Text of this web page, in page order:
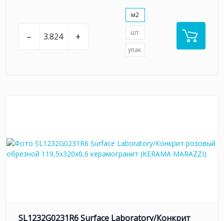
– +
м2
шт.
упак.
SL1232G0231R6 Surface Laboratory/Конкрит